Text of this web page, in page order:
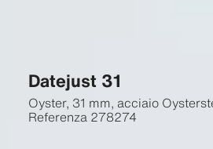
Datejust 31
Oyster, 31 mm, acciaio
Referenza 278274